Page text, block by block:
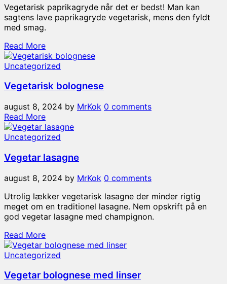
Vegetarisk paprikagryde når det er bedst! Man kan
sagtens lave paprikagryde vegetarisk, mens den fyldt
med smag.
Read More
Uncategorized
Vegetarisk bolognese
august 8, 2024 by MrKok 0 comments
Read More
Uncategorized
Vegetar lasagne
august 8, 2024 by MrKok 0 comments
Utrolig lækker vegetarisk lasagne der minder rigtig
meget om en traditionel lasagne. Nem opskrift på en
god vegetar lasagne med champignon.
Read More
Uncategorized
Vegetar bolognese med linser